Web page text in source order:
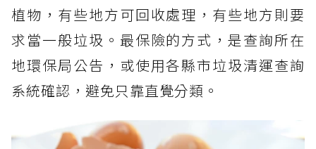
植物，有些地方可回收處理，有些地方則要
求當一般垃圾。最保險的方式，是查詢所在
地環保局公告，或使用各縣市垃圾清運查詢
系統確認，避免只靠直覺分類。